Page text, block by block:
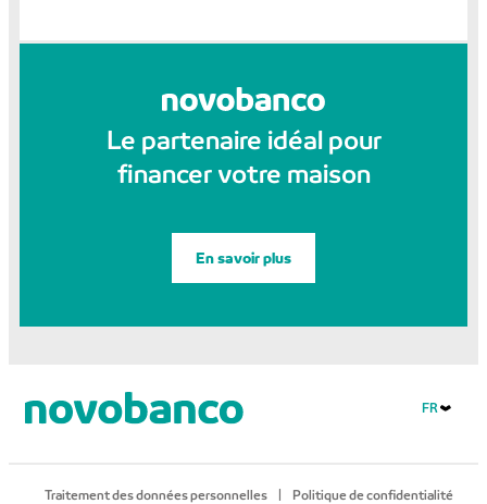
Le partenaire idéal pour
financer votre maison
En savoir plus
FR
Traitement des données personnelles Politique de confidentialité